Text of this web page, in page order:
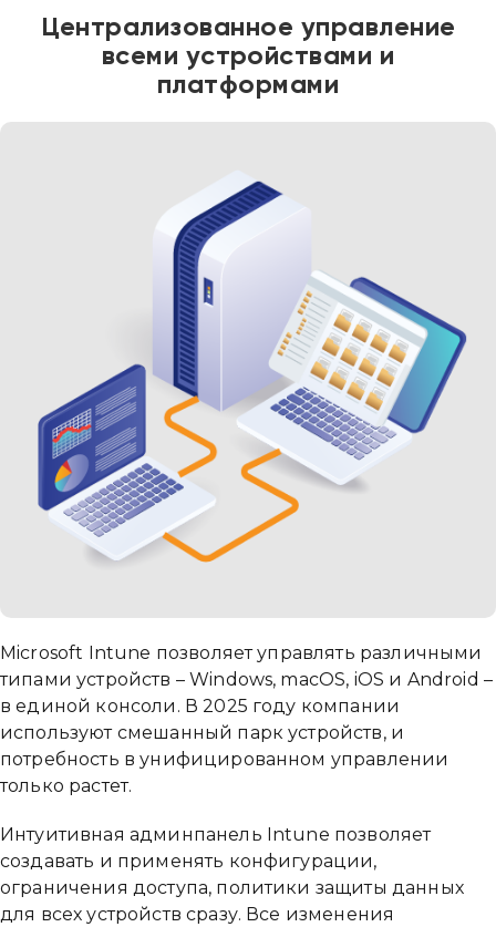
Централизованное управление
всеми устройствами и
платформами
Microsoft Intune позволяет управлять различными
типами устройств – Windows, macOS, iOS и Android –
в единой консоли. В 2025 году компании
используют смешанный парк устройств, и
потребность в унифицированном управлении
только растет.
Интуитивная админпанель Intune позволяет
создавать и применять конфигурации,
ограничения доступа, политики защиты данных
для всех устройств сразу. Все изменения